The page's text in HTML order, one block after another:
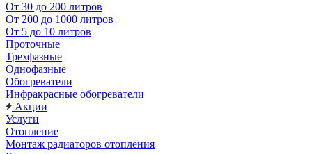
От 30 до 200 литров
От 200 до 1000 литров
От 5 до 10 литров
Проточные
Трехфазные
Однофазные
Обогреватели
Инфракрасные обогреватели
Акции
Услуги
Отопление
Монтаж радиаторов отопления